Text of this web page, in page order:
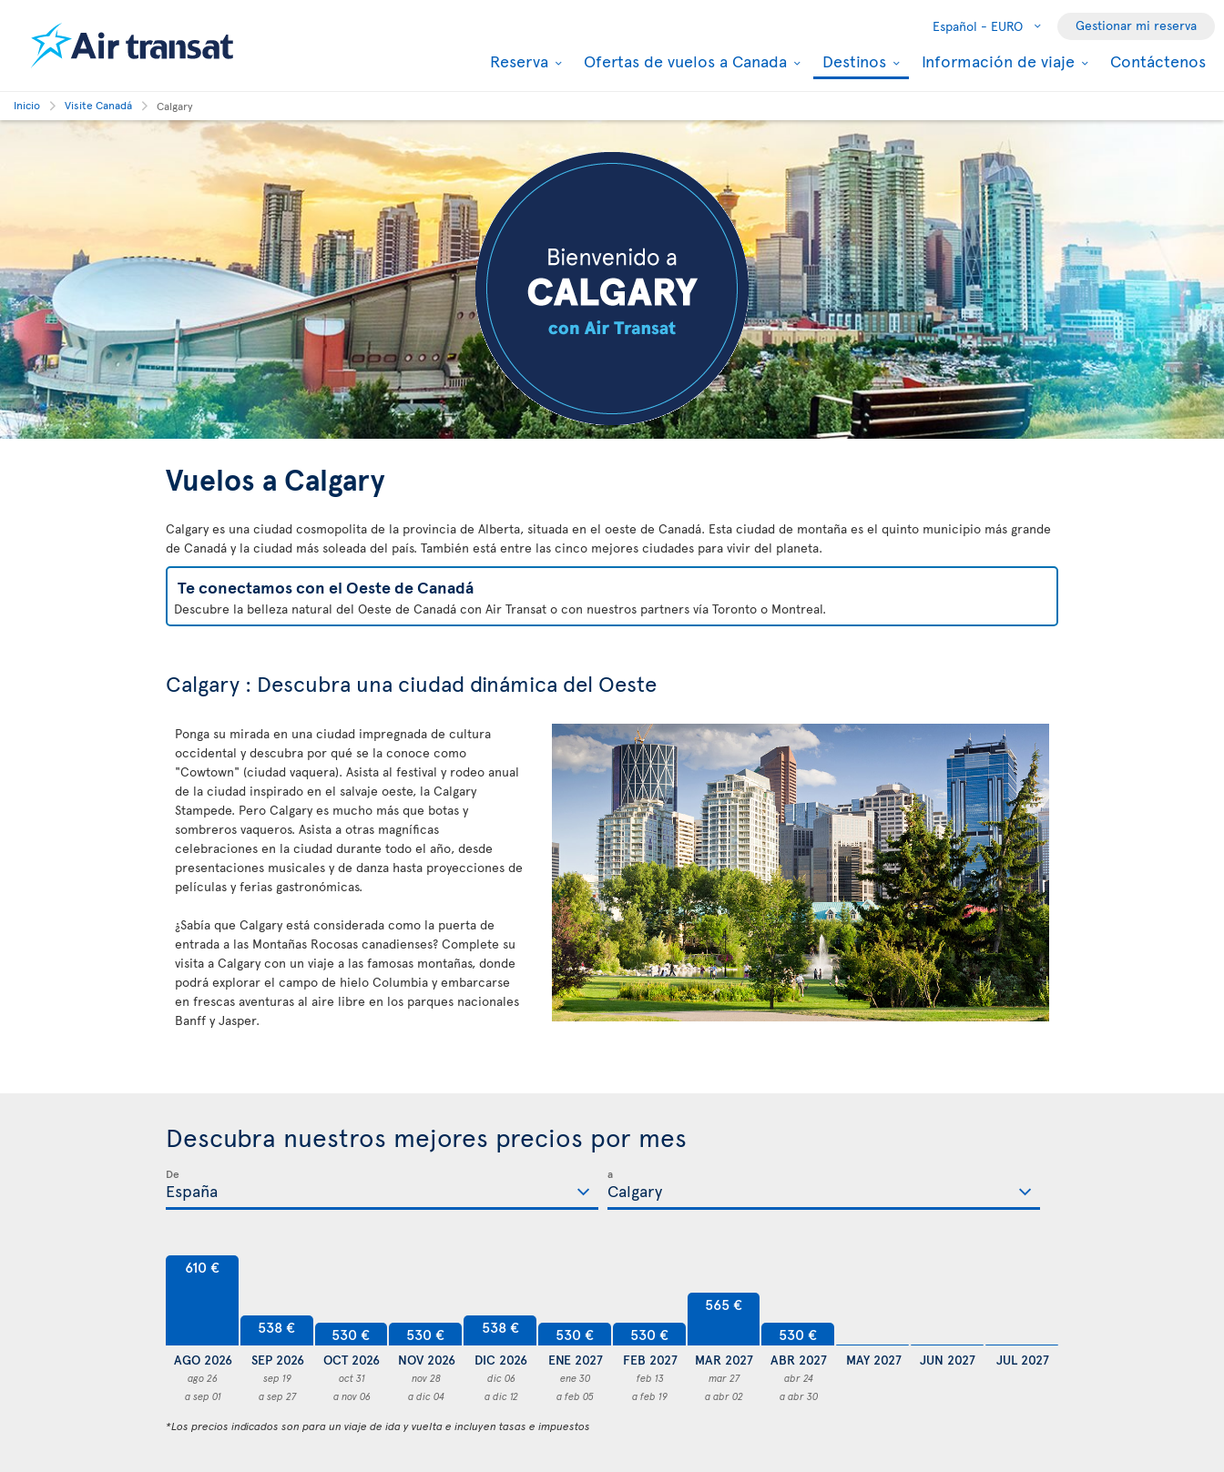
Español - EURO Gestionar mi reserva
Reserva Ofertas de vuelos a Canada Destinos Información de viaje Contáctenos
Inicio Visite Canadá Calgary
Vuelos a Calgary
Calgary es una ciudad cosmopolita de la provincia de Alberta, situada en el oeste de Canadá. Esta ciudad de montaña es el quinto municipio más grande
de Canadá y la ciudad más soleada del país. También está entre las cinco mejores ciudades para vivir del planeta.
Te conectamos con el Oeste de Canadá
Descubre la belleza natural del Oeste de Canadá con Air Transat o con nuestros partners vía Toronto o Montreal.
Calgary : Descubra una ciudad dinámica del Oeste
Ponga su mirada en una ciudad impregnada de cultura
occidental y descubra por qué se la conoce como
"Cowtown" (ciudad vaquera). Asista al festival y rodeo anual
de la ciudad inspirado en el salvaje oeste, la Calgary
Stampede. Pero Calgary es mucho más que botas y
sombreros vaqueros. Asista a otras magníficas
celebraciones en la ciudad durante todo el año, desde
presentaciones musicales y de danza hasta proyecciones de
películas y ferias gastronómicas.
¿Sabía que Calgary está considerada como la puerta de
entrada a las Montañas Rocosas canadienses? Complete su
visita a Calgary con un viaje a las famosas montañas, donde
podrá explorar el campo de hielo Columbia y embarcarse
en frescas aventuras al aire libre en los parques nacionales
Banff y Jasper.
Descubra nuestros mejores precios por mes
De a
610 €
AGO 2026
ago 26
a sep 01
538 €
SEP 2026
sep 19
a sep 27
530 €
OCT 2026
oct 31
a nov 06
530 €
NOV 2026
nov 28
a dic 04
538 €
DIC 2026
dic 06
a dic 12
530 €
ENE 2027
ene 30
a feb 05
530 €
FEB 2027
feb 13
a feb 19
565 €
MAR 2027
mar 27
a abr 02
530 €
ABR 2027
abr 24
a abr 30
MAY 2027 JUN 2027 JUL 2027
*Los precios indicados son para un viaje de ida y vuelta e incluyen tasas e impuestos